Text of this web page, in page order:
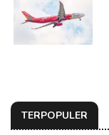
TERPOPULER